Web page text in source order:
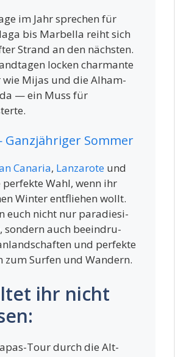
im Jahr spre­chen für
bis Mar­bel­la reiht sich
Strand an den nächs­ten.
locken char­man­te
wie Mijas und die Alham­
— ein Muss für
Sommer
Cana­ria, Lan­za­ro­te und
per­fek­te Wahl, wenn ihr
Win­ter ent­flie­hen wollt.
euch nicht nur para­die­si­
son­dern auch beein­dru­
und per­fek­te
zum Sur­fen und Wandern.
ihr nicht
Tour durch die Alt­